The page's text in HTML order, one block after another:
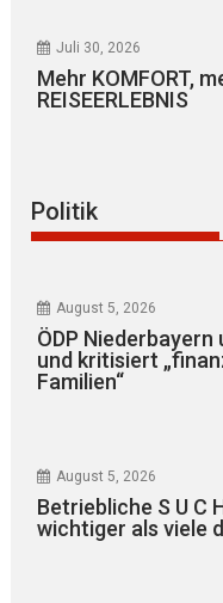
Juli 30, 2026
Mehr KOMFORT,
REISEERLEBNIS
Politik
August 5, 2026
ÖDP
und kritisiert
Familien“
August 5, 2026
Betriebliche S U C
wichtiger als viele